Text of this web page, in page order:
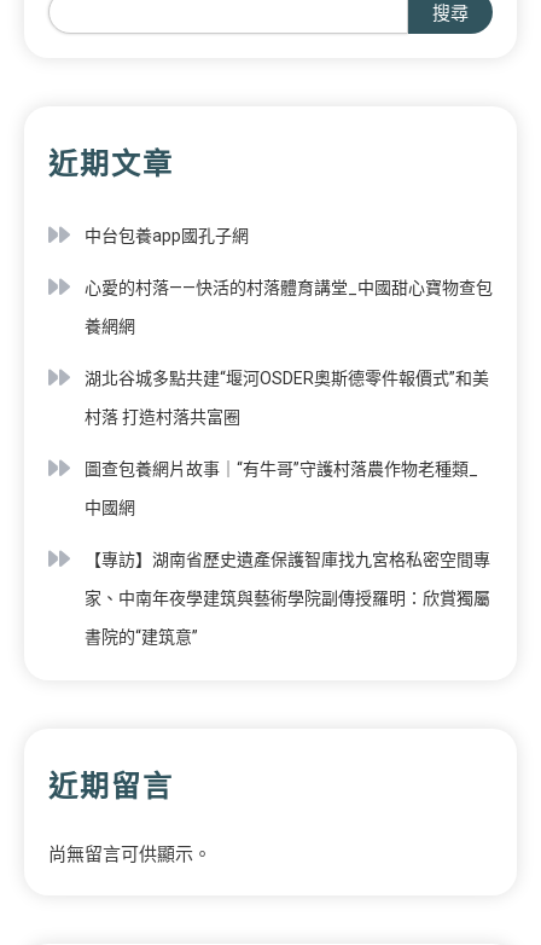
搜尋
近期文章
中台包養app國孔子網
心愛的村落——快活的村落體育講堂_中國甜心寶物查包
養網網
湖北谷城多點共建“堰河OSDER奧斯德零件報價式”和美
村落 打造村落共富圈
圖查包養網片故事｜“有牛哥”守護村落農作物老種類_
中國網
【專訪】湖南省歷史遺產保護智庫找九宮格私密空間專
家、中南年夜學建筑與藝術學院副傳授羅明：欣賞獨屬
書院的“建筑意”
近期留言
尚無留言可供顯示。